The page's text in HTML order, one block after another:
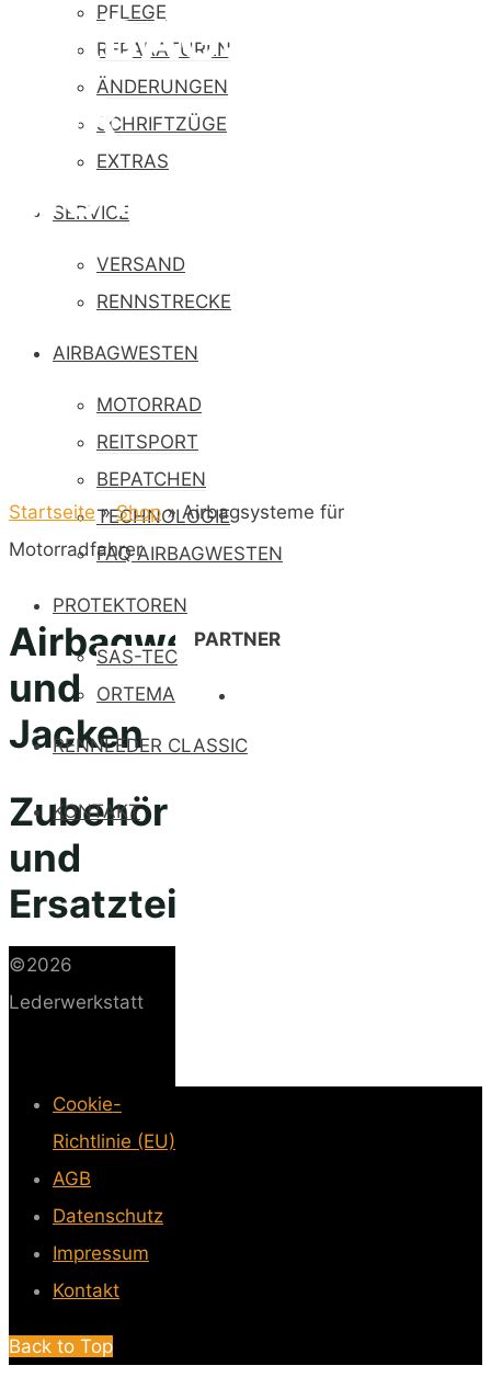
PFLEGE
REPARATUREN
ÄNDERUNGEN
SCHRIFTZÜGE
EXTRAS
SERVICE
VERSAND
RENNSTRECKE
AIRBAGWESTEN
MOTORRAD
REITSPORT
BEPATCHEN
TECHNOLOGIE
FAQ AIRBAGWESTEN
PROTEKTOREN
SAS-TEC
ORTEMA
RENNLEDER CLASSIC
KONTAKT
AIRBAGSYSTEME
FÜR
Startseite»Shop»Airbagsysteme für
Motorradfahrer
Airbagwesten-
und
Jacken
Zubehör
und
Ersatzteile
PARTNER
©2026
Lederwerkstatt
Cookie-
Richtlinie (EU)
AGB
Datenschutz
Impressum
Kontakt
Back to Top